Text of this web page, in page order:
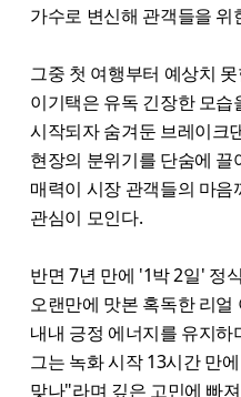
가수로 변신해 관객들을
그중 첫 여행부터 예상치
이기택은 유독 긴장한 모
시작되자 숨겨둔 브레이크
현장의 분위기를 단숨에
매력이 시장 관객들의 마
관심이 모인다.
반면 7년 만에 '1박 2일' 정
오랜만에 맛본 혹독한 리
내내 긍정 에너지를 유지
그는 녹화 시작 13시간 만
맞나"라며 깊은 고민에 빠